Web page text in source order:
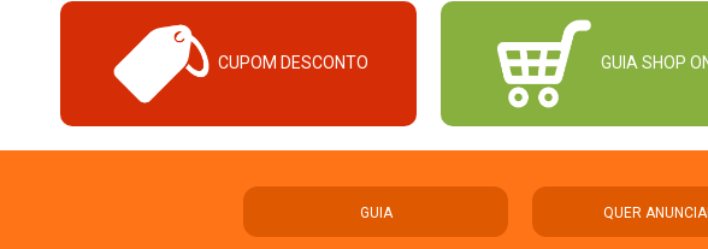
CUPOM DESCONTO GUIA SHOP
GUIA QUER